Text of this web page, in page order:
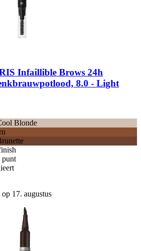
Infaillible Brows 24h
8.0 -​ Light
Blonde
punt
17. augustus